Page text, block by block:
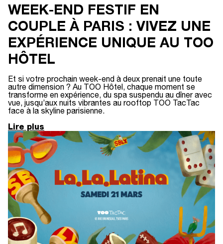
WEEK-END FESTIF EN
COUPLE À PARIS : VIVEZ UNE
EXPÉRIENCE UNIQUE AU TOO
HÔTEL
Et si votre prochain week-end à deux prenait une toute
autre dimension ? Au TOO Hôtel, chaque moment se
transforme en expérience, du spa suspendu au dîner avec
vue, jusqu’aux nuits vibrantes au rooftop TOO TacTac
face à la skyline parisienne.
Lire plus